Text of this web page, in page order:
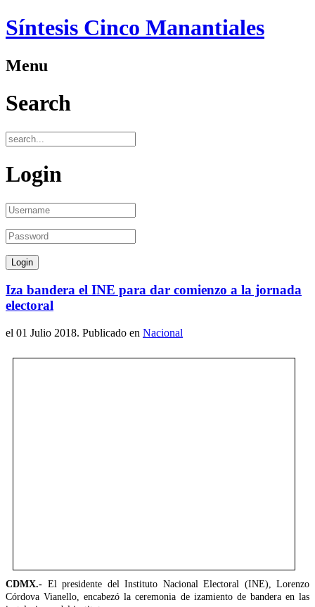
Síntesis Cinco Manantiales
Menu
Search
Login
Iza bandera el INE para dar comienzo a la jornada
electoral
el 01 Julio 2018. Publicado en Nacional
CDMX.- El presidente del Instituto Nacional Electoral (INE), Lorenzo
Córdova Vianello, encabezó la ceremonia de izamiento de bandera en las